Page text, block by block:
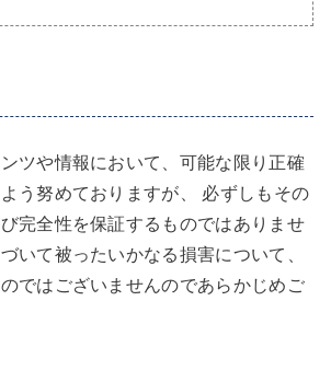
ツや情報において、可能な限り正確
う努めておりますが、 必ずしもその
完全性を保証するものではありませ
いて被ったいかなる損害について、
ではございませんのであらかじめご